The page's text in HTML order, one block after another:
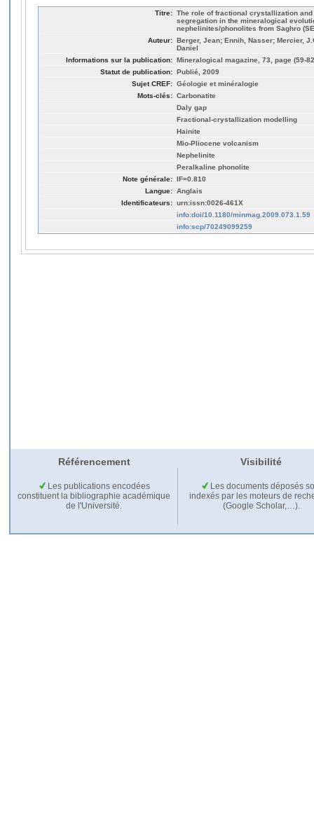
Titre: The role of fractional crystallization
segregation in the mineralogical
nephelinites/phonolites from Saghro
Auteur: Berger, Jean; Ennih, Nasser; Mercier,
Daniel
Informations sur la publication: Mineralogical magazine, 73, page (59-
Statut de publication: Publié, 2009
Sujet CREF: Géologie et minéralogie
Mots-clés: Carbonatite
Daly gap
Fractional-crystallization modelling
Hainite
Mio-Pliocene volcanism
Nephelinite
Peralkaline phonolite
Note générale: IF=0.810
Langue: Anglais
Identificateurs: urn:issn:0026-461X
info:doi/10.1180/minmag.2009.073.1.59
info:scp/70249099259
Référencement Visibilité
Les publications encodées
constituent la bibliographie académique
de l'Université.
Les documents déposés
indexés par les moteurs de
(Google Scholar,…).